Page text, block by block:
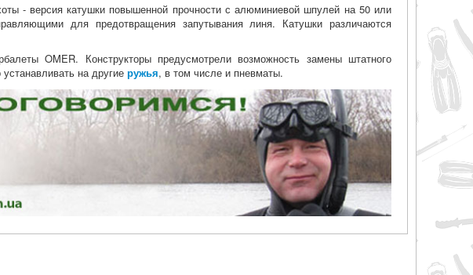
- версия катушки повышенной прочности с алюминиевой шпулей на 50 или
для предотвращения запутывания линя. Катушки различаются
OMER. Конструкторы предусмотрели возможность замены штатного
на другиеружья, в том числе и пневматы.